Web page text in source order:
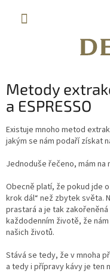
Metody
a ESPRESSO
Existuje mnoho metod
jakým se nám podaří získat
Jednoduše řečeno, mám
Obecně platí, že pokud jde
krok dál“ než zbytek světa.
prastará a je tak
každodenním životě, že
našich životů.
Stává se tedy, že v mnoha
a tedy i přípravy kávy je ten